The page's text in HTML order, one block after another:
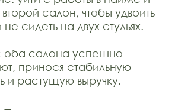
второй салон, чтобы удвоить
сидеть на двух стульях.
оба салона успешно
принося стабильную
и растущую выручку.